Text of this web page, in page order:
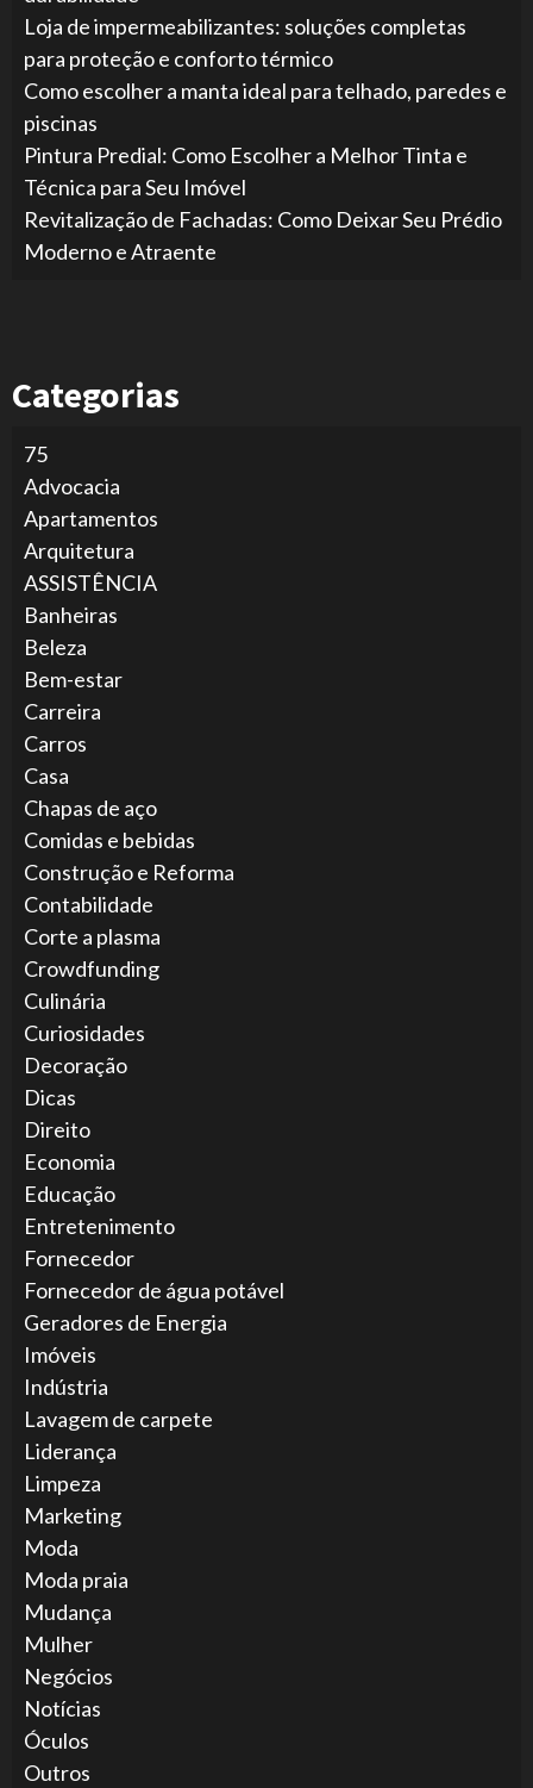
Loja de impermeabilizantes: soluções completas
para proteção e conforto térmico
Como escolher a manta ideal para telhado, paredes e
piscinas
Pintura Predial: Como Escolher a Melhor Tinta e
Técnica para Seu Imóvel
Revitalização de Fachadas: Como Deixar Seu Prédio
Moderno e Atraente
Categorias
75
Advocacia
Apartamentos
Arquitetura
ASSISTÊNCIA
Banheiras
Beleza
Bem-estar
Carreira
Carros
Casa
Chapas de aço
Comidas e bebidas
Construção e Reforma
Contabilidade
Corte a plasma
Crowdfunding
Culinária
Curiosidades
Decoração
Dicas
Direito
Economia
Educação
Entretenimento
Fornecedor
Fornecedor de água potável
Geradores de Energia
Imóveis
Indústria
Lavagem de carpete
Liderança
Limpeza
Marketing
Moda
Moda praia
Mudança
Mulher
Negócios
Notícias
Óculos
Outros